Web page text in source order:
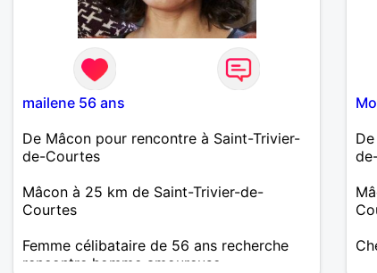
mailene 56 ans
De Mâcon pour rencontre à Saint-Trivier-
de-Courtes
Mâcon à 25 km de Saint-Trivier-de-
Courtes
Femme célibataire de 56 ans recherche
rencontre homme amoureuse